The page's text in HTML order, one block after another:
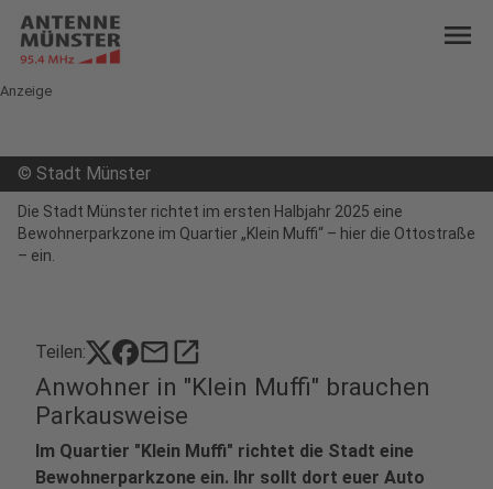
menu
Anzeige
© Stadt Münster
Die Stadt Münster richtet im ersten Halbjahr 2025 eine
Bewohnerparkzone im Quartier „Klein Muffi“ – hier die Ottostraße
– ein.
Teilen: mailopen_in_new
Anwohner in "Klein Muffi" brauchen
Parkausweise
Im Quartier "Klein Muffi" richtet die Stadt eine
Bewohnerparkzone ein. Ihr sollt dort euer Auto